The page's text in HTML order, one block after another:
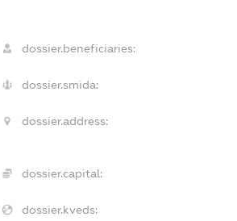
dossier.beneficiaries:
dossier.smida:
dossier.address:
dossier.capital:
dossier.kveds: